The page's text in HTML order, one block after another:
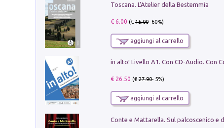
Toscana. L'Atelier della Bestemmia
€ 6.00 (€15.00- 60%)
aggiungi al carrello
€ 26.50 (€27.90- 5%)
aggiungi al carrello